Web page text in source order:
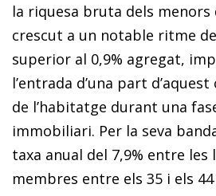
la riquesa bruta dels menors
crescut a un notable ritme
superior al 0,9% agregat,
l’entrada d’una part
de l’habitatge durant una
immobiliari. Per la seva
taxa anual del 7,9% entre les
membres entre els 35 i els